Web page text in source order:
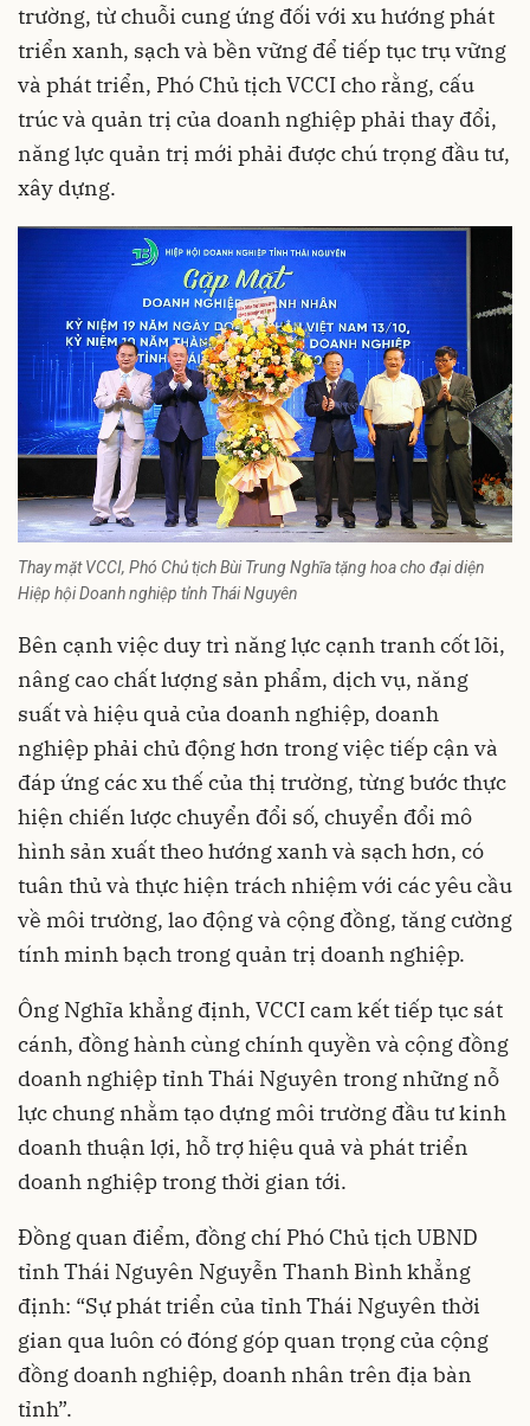
trường, từ chuỗi cung ứng đối với xu hướng phát
triển xanh, sạch và bền vững để tiếp tục trụ vững
và phát triển, Phó Chủ tịch VCCI cho rằng, cấu
trúc và quản trị của doanh nghiệp phải thay đổi,
năng lực quản trị mới phải được chú trọng đầu tư,
xây dựng.
Thay mặt VCCI, Phó Chủ tịch Bùi Trung Nghĩa tặng hoa cho đại diện
Hiệp hội Doanh nghiệp tỉnh Thái Nguyên
Bên cạnh việc duy trì năng lực cạnh tranh cốt lõi,
nâng cao chất lượng sản phẩm, dịch vụ, năng
suất và hiệu quả của doanh nghiệp, doanh
nghiệp phải chủ động hơn trong việc tiếp cận và
đáp ứng các xu thế của thị trường, từng bước thực
hiện chiến lược chuyển đổi số, chuyển đổi mô
hình sản xuất theo hướng xanh và sạch hơn, có
tuân thủ và thực hiện trách nhiệm với các yêu cầu
về môi trường, lao động và cộng đồng, tăng cường
tính minh bạch trong quản trị doanh nghiệp.
Ông Nghĩa khẳng định, VCCI cam kết tiếp tục sát
cánh, đồng hành cùng chính quyền và cộng đồng
doanh nghiệp tỉnh Thái Nguyên trong những nỗ
lực chung nhằm tạo dựng môi trường đầu tư kinh
doanh thuận lợi, hỗ trợ hiệu quả và phát triển
doanh nghiệp trong thời gian tới.
Đồng quan điểm, đồng chí Phó Chủ tịch UBND
tỉnh Thái Nguyên Nguyễn Thanh Bình khẳng
định: “Sự phát triển của tỉnh Thái Nguyên thời
gian qua luôn có đóng góp quan trọng của cộng
đồng doanh nghiệp, doanh nhân trên địa bàn
tỉnh”.